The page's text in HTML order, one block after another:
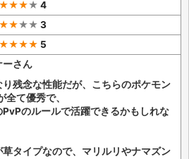
★ 4
★★ 3
5
ーさん
残念な性能だが、こちらのポケモン
て優秀で、
のルールで活躍できるかもしれな
タイプなので、マリルリやナマズン